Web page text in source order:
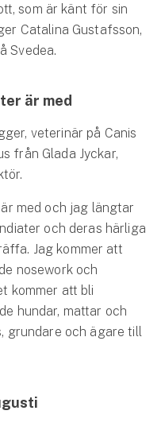
som är känt för sin
Catalina Gustafsson,
Svedea.
är med
veterinär på Canis
från Glada Jyckar,
med och jag längtar
och deras härliga
Jag kommer att
nosework och
kommer att bli
hundar, mattar och
grundare och ägare till